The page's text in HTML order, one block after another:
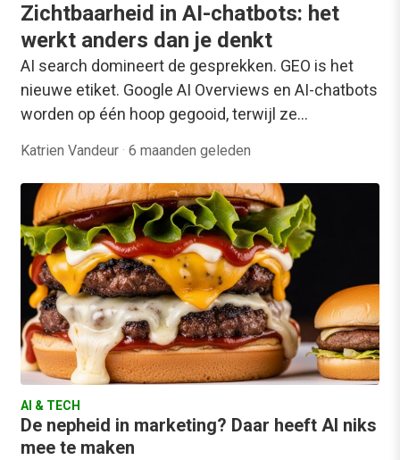
Zichtbaarheid in AI-chatbots: het
werkt anders dan je denkt
AI search domineert de gesprekken. GEO is het
nieuwe etiket. Google AI Overviews en AI-chatbots
worden op één hoop gegooid, terwijl ze…
Katrien Vandeur · 6 maanden geleden
AI & TECH
De nepheid in marketing? Daar heeft AI niks
mee te maken